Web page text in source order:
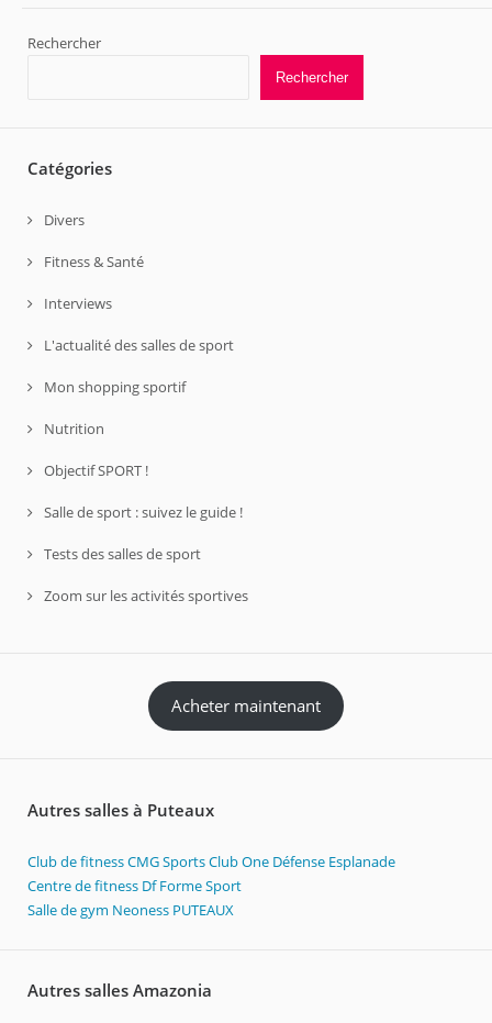
Rechercher
Rechercher
Catégories
Divers
Fitness & Santé
Interviews
L'actualité des salles de sport
Mon shopping sportif
Nutrition
Objectif SPORT !
Salle de sport : suivez le guide !
Tests des salles de sport
Zoom sur les activités sportives
Acheter maintenant
Autres salles à Puteaux
Club de fitness CMG Sports Club One Défense Esplanade
Centre de fitness Df Forme Sport
Salle de gym Neoness PUTEAUX
Autres salles Amazonia